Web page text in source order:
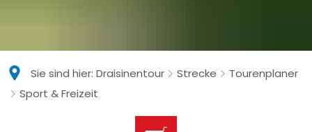
Sie sind hier: Draisinentour Strecke
Tourenplaner
Sport & Freizeit